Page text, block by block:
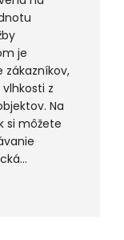
je
zákazníkov,
z
Na
si môžete